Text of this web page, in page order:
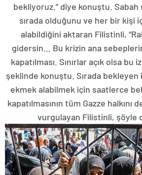
bekliyoruz.” diye konuştu. Sabah
sırada olduğunu ve her bir kişi
alabildiğini aktaran Filistinli,
gidersin… Bu krizin ana
kapatılması. Sınırlar açık olsa bu
şeklinde konuştu. Sırada bekleyen
ekmek alabilmek için saatlerce
kapatılmasının tüm Gazze
vurgulayan Filistinli, şöyle